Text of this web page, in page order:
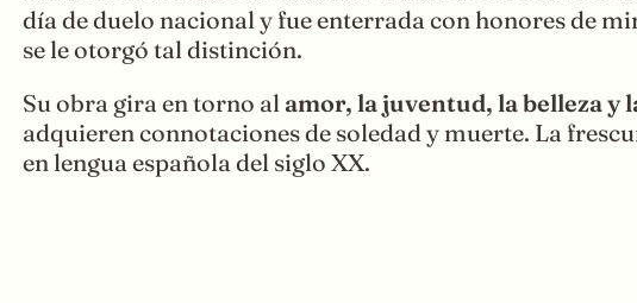
día de duelo nacional y fue enterrada con honores de
se le otorgó tal distinción.​
Su obra gira en torno al amor, la juventud, la belleza y
adquieren connotaciones de soledad y muerte. La
en lengua española del siglo XX.